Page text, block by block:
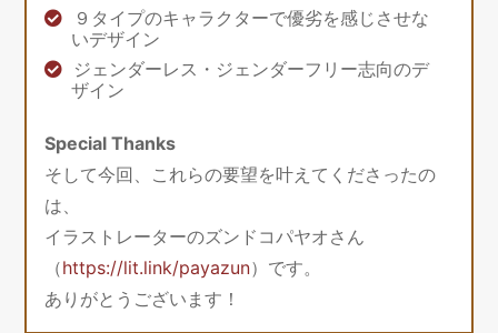
９タイプのキャラクターで優劣を感じさせな
いデザイン
ジェンダーレス・ジェンダーフリー志向のデ
ザイン
Special Thanks
そして今回、これらの要望を叶えてくださったの
は、
イラストレーターのズンドコパヤオさん
（https://lit.link/payazun）です。
ありがとうございます！